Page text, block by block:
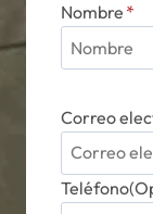
Nombre *
Correo